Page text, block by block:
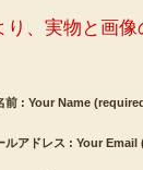
り、実物と画
前 : Your Name
ルアドレス : Your